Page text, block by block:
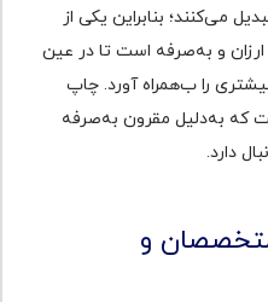
می‌کنند؛ بنابراین یکی از
و به‌صرفه است تا در عین
را ب‌همراه آورد. چاپ
که به‌دلیل مقرون ‌به‌‌صرفه
دارد.
و